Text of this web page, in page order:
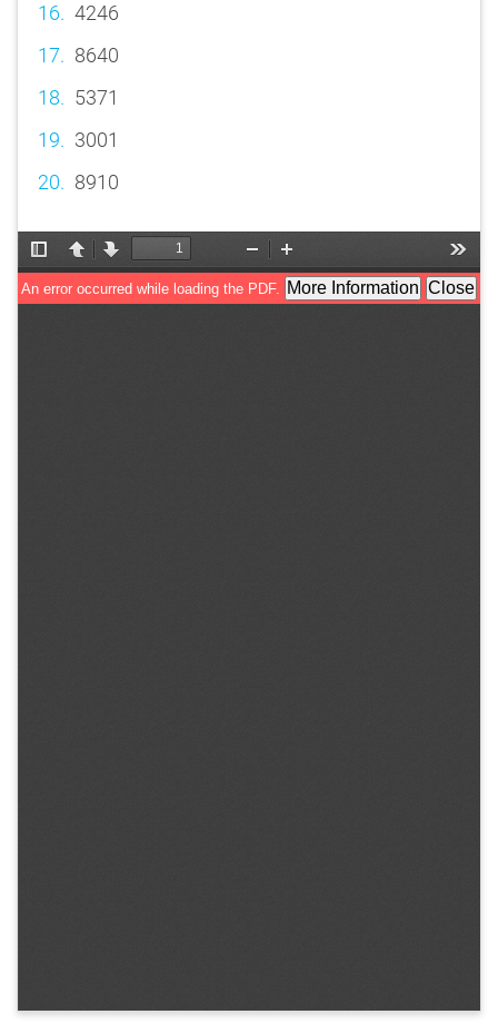
4246
8640
5371
3001
8910